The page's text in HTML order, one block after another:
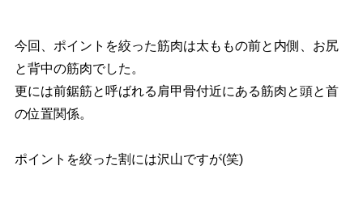
今回、ポイントを絞った筋肉は太ももの前と内側、お尻
と背中の筋肉でした。
更には前鋸筋と呼ばれる肩甲骨付近にある筋肉と頭と首
の位置関係。
ポイントを絞った割には沢山ですが(笑)